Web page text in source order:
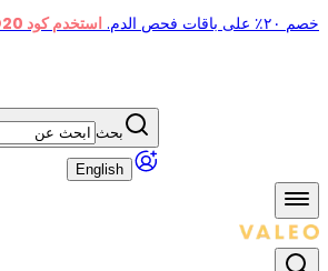
خصم ٢٠٪ على باقات فحص الدم. استخدم كود VALEO20
بحث
English